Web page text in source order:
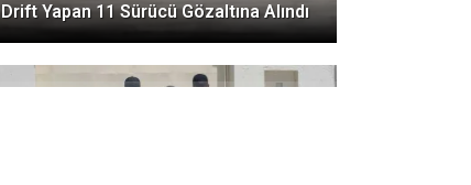
Drift Yapan 11 Sürücü Gözaltına Alındı